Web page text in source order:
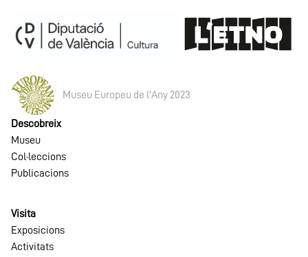
Museu Europeu de l'Any 2023
Descobreix
Museu
Col·leccions
Publicacions
Visita
Exposicions
Activitats